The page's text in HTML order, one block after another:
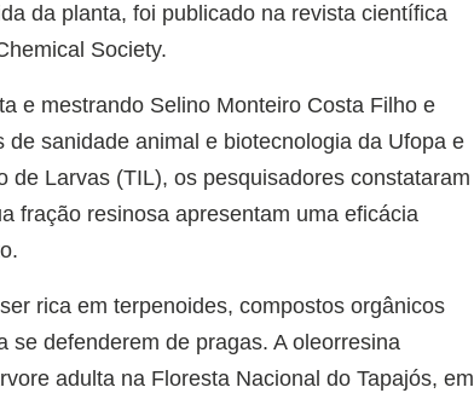
da planta, foi publicado na revista científica
Society.
e mestrando Selino Monteiro Costa Filho e
sanidade animal e biotecnologia da Ufopa e
de Larvas (TIL), os pesquisadores constataram
fração resinosa apresentam uma eficácia
rica em terpenoides, compostos orgânicos
se defenderem de pragas. A oleorresina
adulta na Floresta Nacional do Tapajós, em